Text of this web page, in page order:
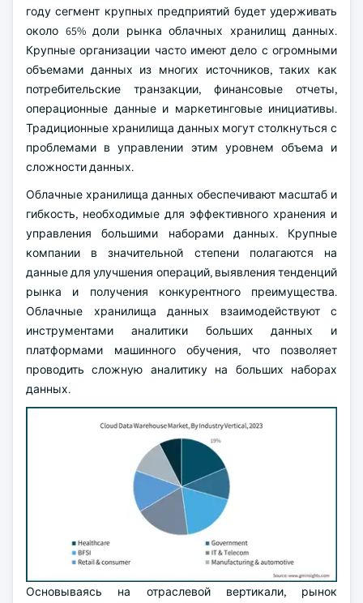
году сегмент крупных предприятий будет удерживать
около 65% доли рынка облачных хранилищ данных.
Крупные организации часто имеют дело с огромными
объемами данных из многих источников, таких как
потребительские транзакции, финансовые отчеты,
операционные данные и маркетинговые инициативы.
Традиционные хранилища данных могут столкнуться с
проблемами в управлении этим уровнем объема и
сложности данных.
Облачные хранилища данных обеспечивают масштаб и
гибкость, необходимые для эффективного хранения и
управления большими наборами данных. Крупные
компании в значительной степени полагаются на
данные для улучшения операций, выявления тенденций
рынка и получения конкурентного преимущества.
Облачные хранилища данных взаимодействуют с
инструментами аналитики больших данных и
платформами машинного обучения, что позволяет
проводить сложную аналитику на больших наборах
данных.
Основываясь на отраслевой вертикали, рынок